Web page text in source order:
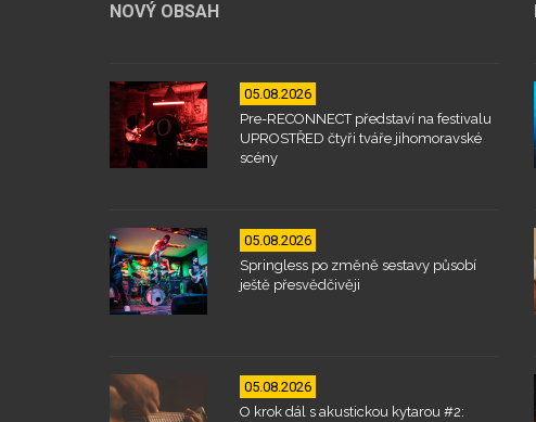
NOVÝ OBSAH
05.08.2026
Pre-RECONNECT představí na festivalu
UPROSTŘED čtyři tváře jihomoravské
scény
05.08.2026
Springless po změně sestavy působí
ještě přesvědčivěji
05.08.2026
O krok dál s akustickou kytarou #2: